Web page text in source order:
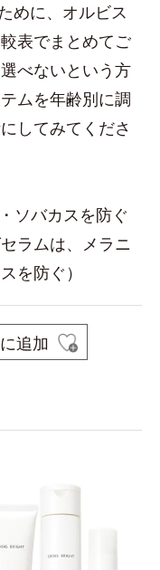
めに、オルビス
表でまとめてご
べないという方
ムを年齢別に調
してみてくださ
ソバカスを防ぐ
ラムは、メラニ
を防ぐ）
追加